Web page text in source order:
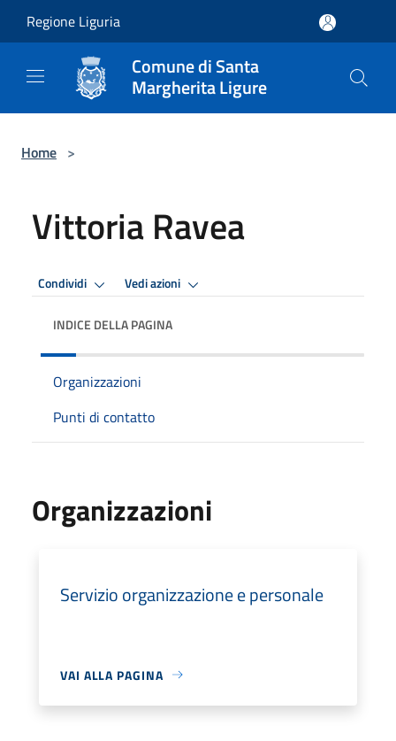
Regione Liguria
Comune di Santa
Margherita Ligure
Home >
Vittoria Ravea
Condividi Vedi azioni
INDICE DELLA PAGINA
Organizzazioni
Punti di contatto
Organizzazioni
Servizio organizzazione e personale
VAI ALLA PAGINA